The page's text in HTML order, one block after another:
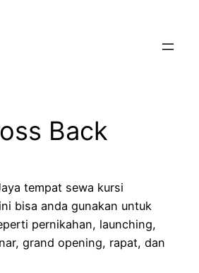
Back
tempat sewa kursi
bisa anda gunakan untuk
pernikahan, launching,
grand opening, rapat, dan